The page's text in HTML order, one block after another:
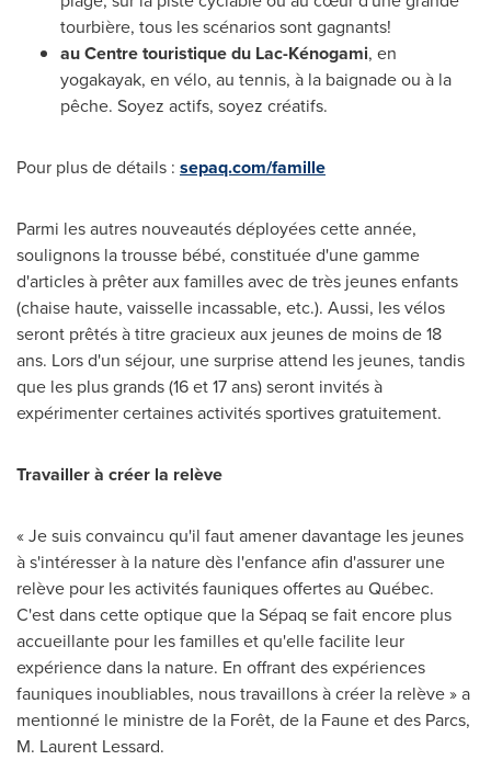
tourbière, tous les scénarios sont gagnants!
au Centre touristique du Lac-Kénogami, en
yogakayak, en vélo, au tennis, à la baignade ou à la
pêche. Soyez actifs, soyez créatifs.
Pour plus de détails : sepaq.com/famille
Parmi les autres nouveautés déployées cette année,
soulignons la trousse bébé, constituée d'une gamme
d'articles à prêter aux familles avec de très jeunes enfants
(chaise haute, vaisselle incassable, etc.). Aussi, les vélos
seront prêtés à titre gracieux aux jeunes de moins de 18
ans. Lors d'un séjour, une surprise attend les jeunes, tandis
que les plus grands (16 et 17 ans) seront invités à
expérimenter certaines activités sportives gratuitement.
Travailler à créer la relève
« Je suis convaincu qu'il faut amener davantage les jeunes
à s'intéresser à la nature dès l'enfance afin d'assurer une
relève pour les activités fauniques offertes au Québec.
C'est dans cette optique que la Sépaq se fait encore plus
accueillante pour les familles et qu'elle facilite leur
expérience dans la nature. En offrant des expériences
fauniques inoubliables, nous travaillons à créer la relève » a
mentionné le ministre de la Forêt, de la Faune et des Parcs,
M. Laurent Lessard.